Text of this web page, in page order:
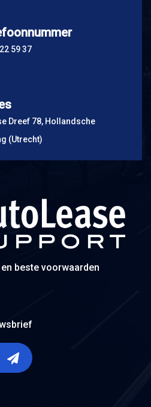
59 37
Dreef 78, Hollandsche
(Utrecht)
beste voorwaarden